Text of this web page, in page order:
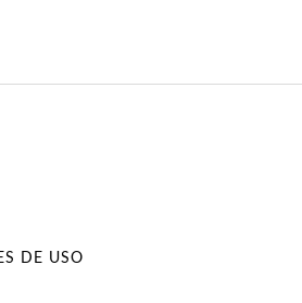
DE USO